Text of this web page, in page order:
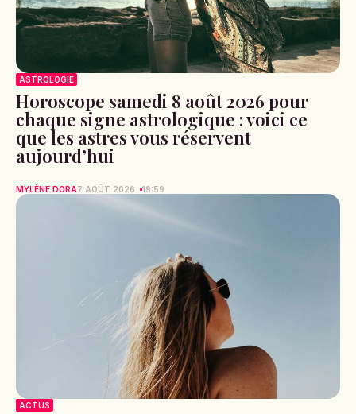
ASTROLOGIE
Horoscope samedi 8 août 2026 pour
chaque signe astrologique : voici ce
que les astres vous réservent
aujourd’hui
MYLÈNE DORA7 AOÛT 2026 19:59
ACTUS